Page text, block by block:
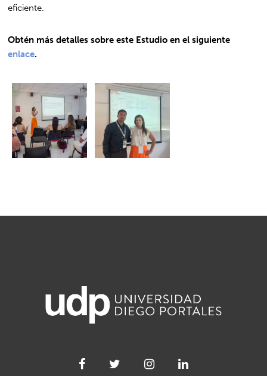
eficiente.
Obtén más detalles sobre este Estudio en el siguiente
enlace.